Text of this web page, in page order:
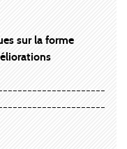
sur la forme